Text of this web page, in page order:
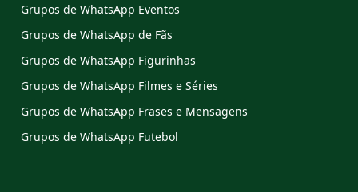
Grupos de WhatsApp Eventos
Grupos de WhatsApp de Fãs
Grupos de WhatsApp Figurinhas
Grupos de WhatsApp Filmes e Séries
Grupos de WhatsApp Frases e Mensagens
Grupos de WhatsApp Futebol